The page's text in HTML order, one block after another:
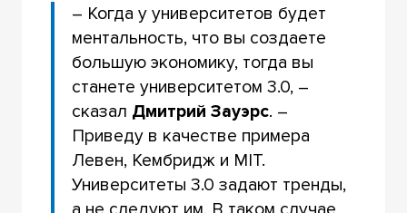
– Когда у университетов будет
ментальность, что вы создаете
большую экономику, тогда вы
станете университетом 3.0, –
сказал Дмитрий Зауэрс. –
Приведу в качестве примера
Левен, Кембридж и MIT.
Университеты 3.0 задают тренды,